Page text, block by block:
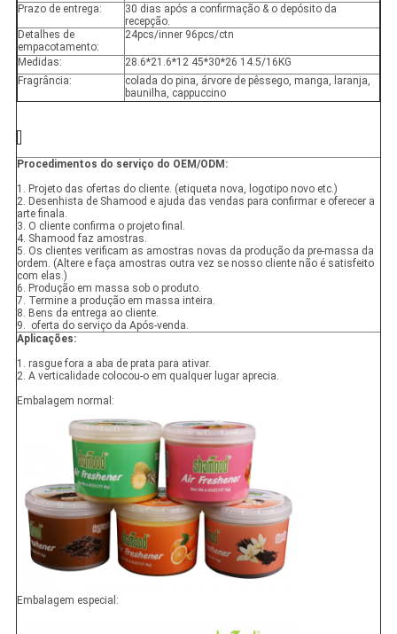
Prazo de entrega:
30 dias após a confirmação & o depósito da
recepção.
Detalhes de
empacotamento:
24pcs/inner 96pcs/ctn
Medidas:
28.6*21.6*12 45*30*26 14.5/16KG
Fragrância:
colada do pina, árvore de pêssego, manga, laranja,
baunilha, cappuccino
Procedimentos do serviço do OEM/ODM:
1. Projeto das ofertas do cliente. (etiqueta nova, logotipo novo etc.)
2. Desenhista de Shamood e ajuda das vendas para confirmar e oferecer a
arte finala.
3. O cliente confirma o projeto final.
4. Shamood faz amostras.
5. Os clientes verificam as amostras novas da produção da pre-massa da
ordem. (Altere e faça amostras outra vez se nosso cliente não é satisfeito
com elas.)
6. Produção em massa sob o produto.
7. Termine a produção em massa inteira.
8. Bens da entrega ao cliente.
9. oferta do serviço da Após-venda.
Aplicações:
1. rasgue fora a aba de prata para ativar.
2. A verticalidade colocou-o em qualquer lugar aprecia.
Embalagem normal:
Embalagem especial: